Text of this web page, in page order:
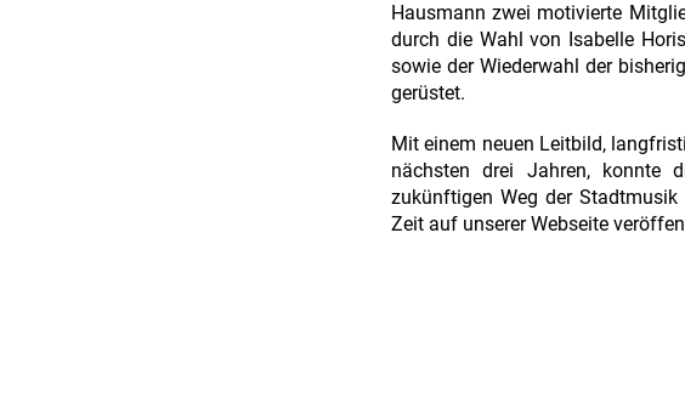
Hausmann zwei motivierte
durch die Wahl von Isabelle
sowie der Wiederwahl der
gerüstet.
Mit einem neuen Leitbild,
nächsten drei Jahren, konnte
zukünftigen Weg der
Zeit auf unserer Webseite